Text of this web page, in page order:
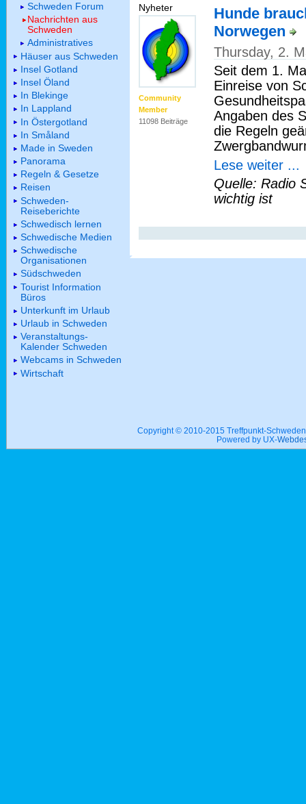
Nyheter
Community
Member
11098 Beiträge
Hunde
Norwegen
Thursday, 2.
Seit dem 1.
Einreise von
Angaben des
die Regeln
Lese weiter ...
Quelle: Radio
wichtig ist
Schweden Forum
Nachrichten aus
Schweden
Administratives
Häuser aus Schweden
Insel Gotland
Insel Öland
In Blekinge
In Lappland
In Östergotland
In Småland
Made in Sweden
Panorama
Regeln & Gesetze
Reisen
Schweden-
Reiseberichte
Schwedisch lernen
Schwedische Medien
Schwedische
Organisationen
Südschweden
Tourist Information
Büros
Unterkunft im Urlaub
Urlaub in Schweden
Veranstaltungs-
Kalender Schweden
Webcams in Schweden
Wirtschaft
Copyright © 2010-2015 Treffpunkt-
Powered by UX-